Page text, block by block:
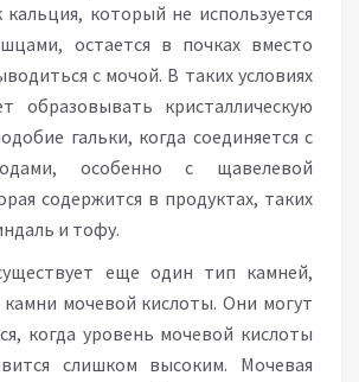
кальция, который не используется
остается в почках вместо
с мочой. В таких условиях
образовывать кристаллическую
гальки, когда соединяется с
особенно с щавелевой
содержится в продуктах, таких
и тофу.
еще один тип камней,
камни мочевой кислоты. Они могут
когда уровень мочевой кислоты
слишком высоким. Мочевая